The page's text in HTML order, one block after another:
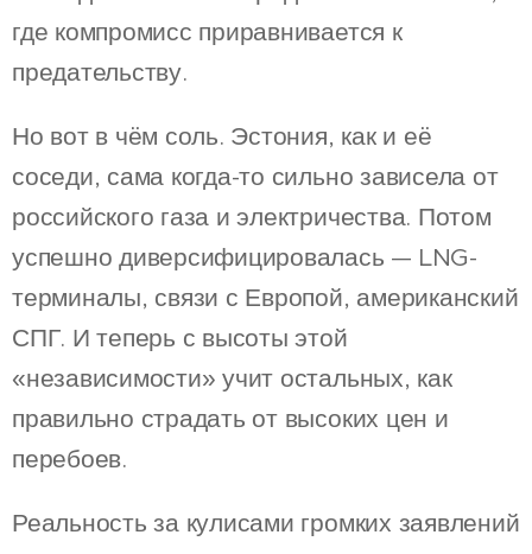
где компромисс приравнивается к
предательству.
Но вот в чём соль. Эстония, как и её
соседи, сама когда-то сильно зависела от
российского газа и электричества. Потом
успешно диверсифицировалась — LNG-
терминалы, связи с Европой, американский
СПГ. И теперь с высоты этой
«независимости» учит остальных, как
правильно страдать от высоких цен и
перебоев.
Реальность за кулисами громких заявлений